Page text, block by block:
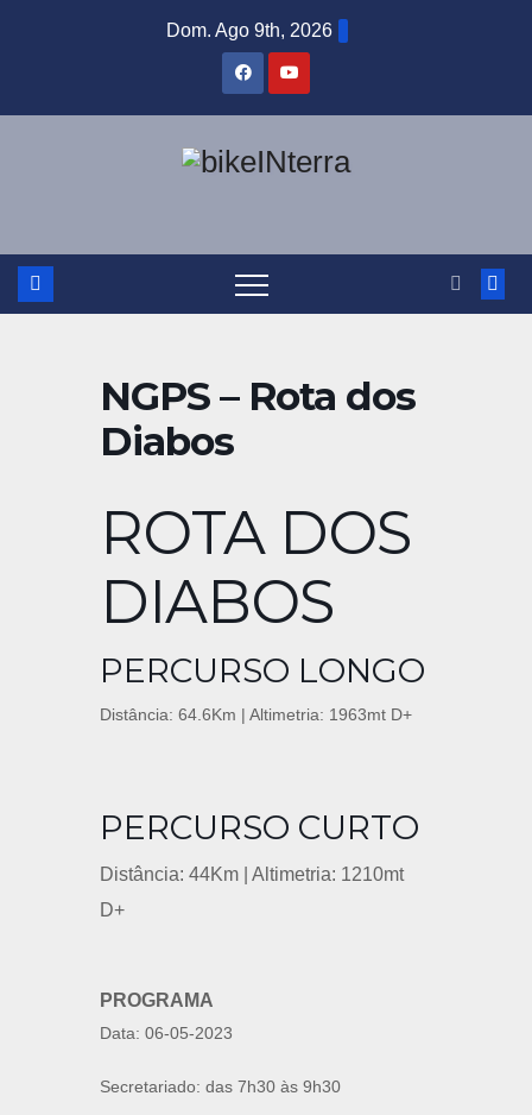
Dom. Ago 9th, 2026
NGPS – Rota dos
Diabos
ROTA DOS
DIABOS
PERCURSO LONGO
Distância: 64.6Km | Altimetria: 1963mt D+
PERCURSO CURTO
Distância: 44Km | Altimetria: 1210mt
D+
PROGRAMA
Data: 06-05-2023
Secretariado: das 7h30 às 9h30